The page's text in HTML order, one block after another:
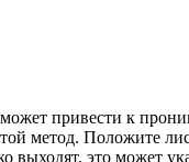
привести к
метод. Положите
это может